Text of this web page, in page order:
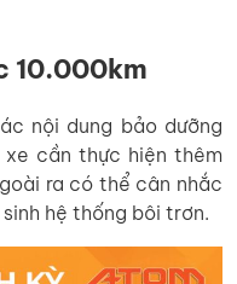
10.000km
nội dung bảo dưỡng
cần thực hiện thêm
ra có thể cân nhắc
hệ thống bôi trơn.